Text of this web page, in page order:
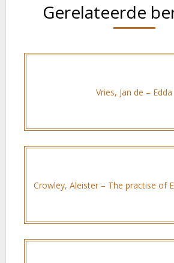
Gerelateerde
Vries, Jan de – Edda
Crowley, Aleister – The practise of